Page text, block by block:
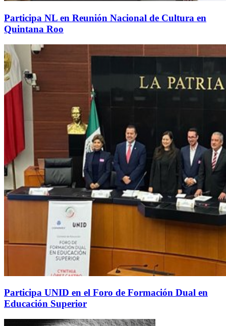
Participa NL en Reunión Nacional de Cultura en
Quintana Roo
Participa UNID en el Foro de Formación Dual en
Educación Superior